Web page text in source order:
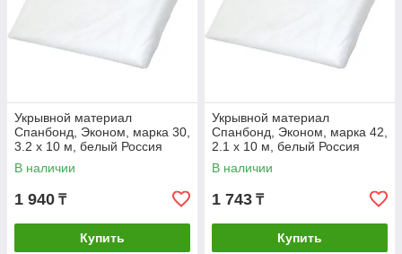
Укрывной материал
Спанбонд, Эконом, марка 30,
3.2 х 10 м, белый Россия
В наличии
1 940 ₸
Купить
Укрывной материал
Спанбонд, Эконом, марка 42,
2.1 х 10 м, белый Россия
В наличии
1 743 ₸
Купить